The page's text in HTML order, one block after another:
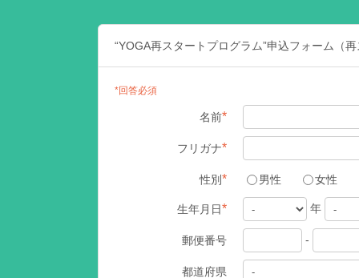
“YOGA再スタートプログラム”申込フォーム（再
*回答必須
名前*
フリガナ*
性別* 男性 女性
生年月日* 年
郵便番号 -
都道府県